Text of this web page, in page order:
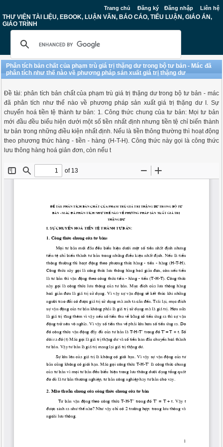
Trang chủ Đăng ký Đăng nhập Liên hệ
THƯ VIỆN TÀI LIỆU, EBOOK, LUẬN VĂN, BÁO CÁO, TIỂU LUẬN, GIÁO ÁN,
GIÁO TRÌNH
Phân tích bản chất của phạm trù giá trị thặng dư trong bộ tư bản - Mác đã
phân tích như thế nào về phương pháp sản xuất giá trị thặng dư
Đề tài: phân tích bản chất của phạm trù giá trị thặng dư trong bộ tư bản - mác
đã phân tích như thế nào về phương pháp sản xuất giá trị thặng dư I. Sự
chuyển hoá tiền tệ thành tư bản: 1. Công thức chung của tư bản: Mọi tư bản
mới đầu đều biểu hiện dưới một số tiền nhất định nhưng tiền tệ chỉ biến thành
tư bản trong những điều kiện nhất định. Nếu là tiền thông thường thì hoạt động
theo phương thức hàng - tiền - hàng (H-T-H). Công thức này gọi là công thức
lưu thông hàng hoá giản đơn, còn nếu t